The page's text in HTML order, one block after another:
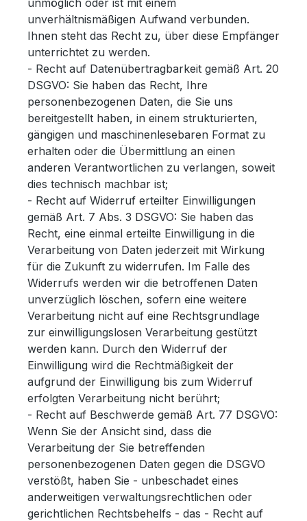
unmöglich oder ist mit einem
unverhältnismäßigen Aufwand verbunden.
Ihnen steht das Recht zu, über diese Empfänger
unterrichtet zu werden.
- Recht auf Datenübertragbarkeit gemäß Art. 20
DSGVO: Sie haben das Recht, Ihre
personenbezogenen Daten, die Sie uns
bereitgestellt haben, in einem strukturierten,
gängigen und maschinenlesebaren Format zu
erhalten oder die Übermittlung an einen
anderen Verantwortlichen zu verlangen, soweit
dies technisch machbar ist;
- Recht auf Widerruf erteilter Einwilligungen
gemäß Art. 7 Abs. 3 DSGVO: Sie haben das
Recht, eine einmal erteilte Einwilligung in die
Verarbeitung von Daten jederzeit mit Wirkung
für die Zukunft zu widerrufen. Im Falle des
Widerrufs werden wir die betroffenen Daten
unverzüglich löschen, sofern eine weitere
Verarbeitung nicht auf eine Rechtsgrundlage
zur einwilligungslosen Verarbeitung gestützt
werden kann. Durch den Widerruf der
Einwilligung wird die Rechtmäßigkeit der
aufgrund der Einwilligung bis zum Widerruf
erfolgten Verarbeitung nicht berührt;
- Recht auf Beschwerde gemäß Art. 77 DSGVO:
Wenn Sie der Ansicht sind, dass die
Verarbeitung der Sie betreffenden
personenbezogenen Daten gegen die DSGVO
verstößt, haben Sie - unbeschadet eines
anderweitigen verwaltungsrechtlichen oder
gerichtlichen Rechtsbehelfs - das - Recht auf